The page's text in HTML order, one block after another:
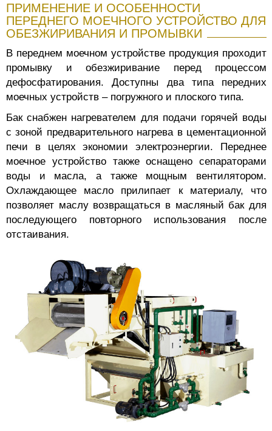
ПРИМЕНЕНИЕ И ОСОБЕННОСТИ
ПЕРЕДНЕГО МОЕЧНОГО УСТРОЙСТВО ДЛЯ
ОБЕЗЖИРИВАНИЯ И ПРОМЫВКИ
В переднем моечном устройстве продукция проходит
промывку и обезжиривание перед процессом
дефосфатирования. Доступны два типа передних
моечных устройств – погружного и плоского типа.
Бак снабжен нагревателем для подачи горячей воды
с зоной предварительного нагрева в цементационной
печи в целях экономии электроэнергии. Переднее
моечное устройство также оснащено сепараторами
воды и масла, а также мощным вентилятором.
Охлаждающее масло прилипает к материалу, что
позволяет маслу возвращаться в масляный бак для
последующего повторного использования после
отстаивания.